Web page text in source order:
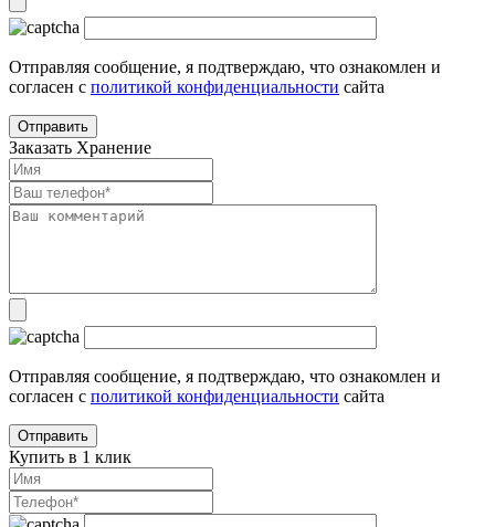
Отправляя сообщение, я подтверждаю, что ознакомлен и
согласен с политикой конфиденциальности сайта
Заказать Хранение
Отправляя сообщение, я подтверждаю, что ознакомлен и
согласен с политикой конфиденциальности сайта
Купить в 1 клик